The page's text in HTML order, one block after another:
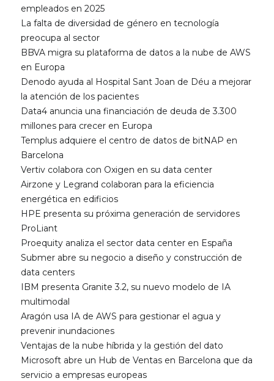
empleados en 2025
La falta de diversidad de género en tecnología
preocupa al sector
BBVA migra su plataforma de datos a la nube de AWS
en Europa
Denodo ayuda al Hospital Sant Joan de Déu a mejorar
la atención de los pacientes
Data4 anuncia una financiación de deuda de 3.300
millones para crecer en Europa
Templus adquiere el centro de datos de bitNAP en
Barcelona
Vertiv colabora con Oxigen en su data center
Airzone y Legrand colaboran para la eficiencia
energética en edificios
HPE presenta su próxima generación de servidores
ProLiant
Proequity analiza el sector data center en España
Submer abre su negocio a diseño y construcción de
data centers
IBM presenta Granite 3.2, su nuevo modelo de IA
multimodal
Aragón usa IA de AWS para gestionar el agua y
prevenir inundaciones
Ventajas de la nube híbrida y la gestión del dato
Microsoft abre un Hub de Ventas en Barcelona que da
servicio a empresas europeas